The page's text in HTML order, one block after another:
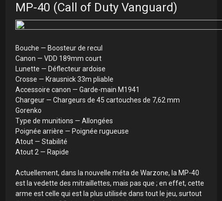
MP-40 (Call of Duty Vanguard)
Bouche — Boosteur de recul
Canon — VDD 189mm court
Lunette — Déflecteur ardoise
Crosse — Krausnick 33m pliable
Accessoire canon — Garde-main M1941
Chargeur — Chargeurs de 45 cartouches de 7,62 mm
Gorenko
Type de munitions — Allongées
Poignée arrière — Poignée rugueuse
Atout — Stabilité
Atout 2 — Rapide
Actuellement, dans la nouvelle méta de Warzone, la MP-40
est la vedette des mitraillettes, mais pas que ; en effet, cette
arme est celle qui est la plus utilisée dans tout le jeu, surtout